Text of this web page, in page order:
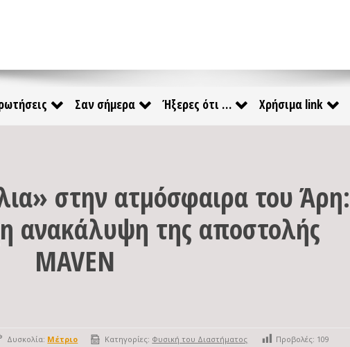
Σαν σήμερα Ήξερες ότι … Χρήσιμα link
στην ατμόσφαιρα του Άρη:
ανακάλυψη της αποστολής
MAVEN
Δυσκολία: Μέτριο Κατηγορίες: Φυσική του Διαστήματος Προβολές: 109